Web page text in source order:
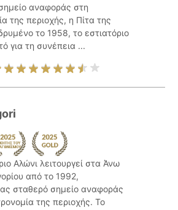
αναφοράς στη
της περιοχής, η Πίτα της
το 1958, το εστιατόριο
για τη συνέπεια ...
Αλώνι λειτουργεί στα Άνω
από το 1992,
σταθερό σημείο αναφοράς
της περιοχής. Το